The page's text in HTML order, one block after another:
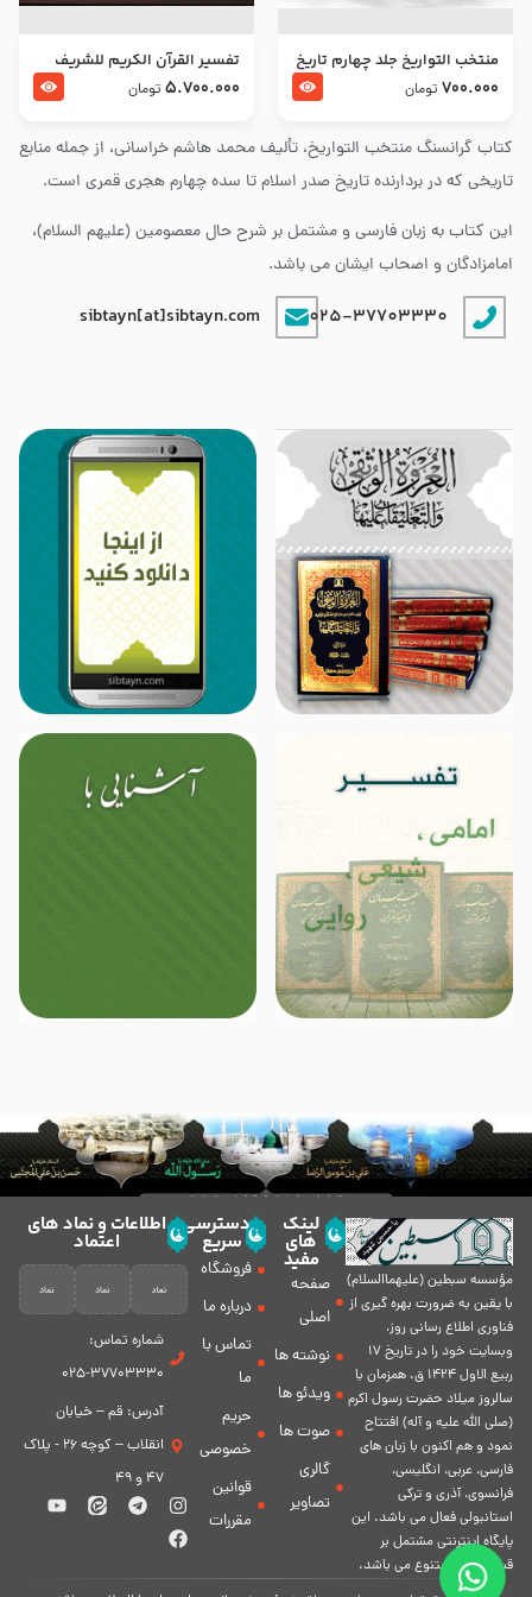
کتاب گرانسنگ منتخب التواريخ، تألیف محمد هاشم خراسانی، از جمله منابع
تاریخی که در بردارنده تاریخ صدر اسلام تا سده چهارم هجری قمری است.
این کتاب به زبان فارسی و مشتمل بر شرح حال معصومین (علیهم السلام)،
امامزادگان و اصحاب ایشان می باشد.
025-37703330
sibtayn[at]sibtayn.com
منتخب التواریخ جلد چهارم تاریخ
امام زین العابدین و امام محمد
700.000 تومان
تفسير القرآن الكريم للشريف
المرتضي قدس سرّه
5.700.000 تومان
مؤسسه سبطين (عليهماالسلام)
با يقين به ضرورت بهره گیرى از
فناورى اطلاع رسانى روز،
وبسایت خود را در تاريخ 17
ربيع الاول 1424 ق. همزمان با
سالروز ميلاد حضرت رسول اكرم
(صلی الله علیه و آله) افتتاح
نمود و هم اكنون با زبان های
فارسی، عربى، انگلیسی،
فرانسوی، آذری و ترکی
استانبولی فعال مى باشد. اين
پايگاه اينترنتى مشتمل بر
قسمت هاى متنوع مى باشد.
لینک
های
مفید
صفحه
اصلی
نوشته ها
ویدئو ها
صوت ها
گالری
تصاویر
دسترسی
سریع
فروشگاه
درباره ما
تماس با
ما
حریم
خصوصی
قوانین
مقررات
اطلاعات و نماد های
اعتماد
شماره تماس:
37703330-025
آدرس: قم – خیابان
انقلاب – کوچه 26 - پلاک
47 و 49